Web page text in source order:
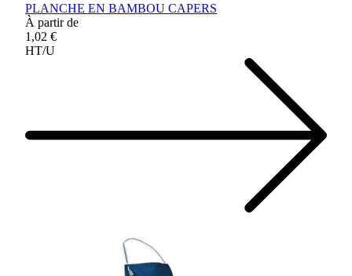
PLANCHE EN BAMBOU CAPERS
À partir de
1,02 €
HT/U